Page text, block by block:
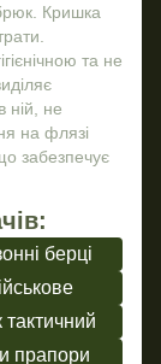
Кришка
та не
ній, не
на флязі
забезпечує
берці
тактичний
прапори